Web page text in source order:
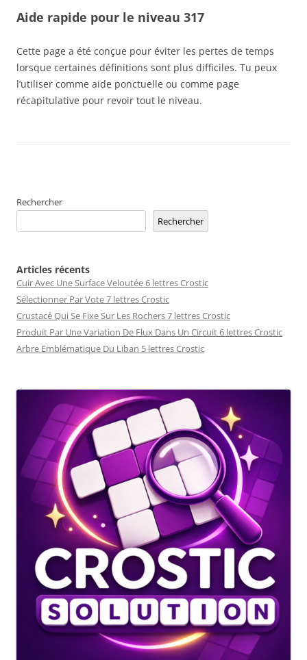
Aide rapide pour le niveau 317
Cette page a été conçue pour éviter les pertes de temps
lorsque certaines définitions sont plus difficiles. Tu peux
l’utiliser comme aide ponctuelle ou comme page
récapitulative pour revoir tout le niveau.
Rechercher
Rechercher
Articles récents
Cuir Avec Une Surface Veloutée 6 lettres Crostic
Sélectionner Par Vote 7 lettres Crostic
Crustacé Qui Se Fixe Sur Les Rochers 7 lettres Crostic
Produit Par Une Variation De Flux Dans Un Circuit 6 lettres Crostic
Arbre Emblématique Du Liban 5 lettres Crostic